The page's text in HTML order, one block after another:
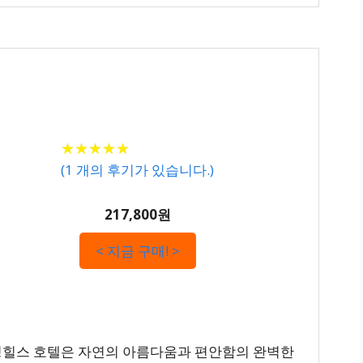
★★★★★
★★★★★
(1 개의 후기가 있습니다.)
217,800원
< 지금 구매! >
스 호텔은 자연의 아름다움과 편안함의 완벽한